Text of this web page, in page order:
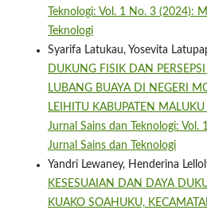
Teknologi: Vol. 1 No. 3 (2024):
Teknologi
Syarifa Latukau, Yosevita
DUKUNG FISIK DAN
LUBANG BUAYA DI NEGERI
LEIHITU KABUPATEN MALUKU
Jurnal Sains dan Teknologi: Vol.
Jurnal Sains dan Teknologi
Yandri Lewaney, Henderina
KESESUAIAN DAN DAYA
KUAKO SOAHUKU,